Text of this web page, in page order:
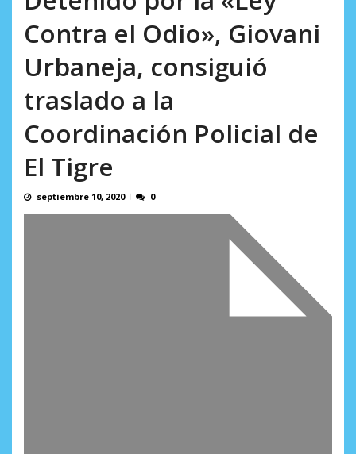
Contra el Odio», Giovani
Urbaneja, consiguió
traslado a la
Coordinación Policial de
El Tigre
septiembre 10, 2020 0